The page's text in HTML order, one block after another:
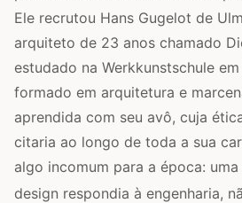
Ele recrutou Hans Gugelot de
arquiteto de 23 anos chamado
estudado na Werkkunstschule
formado em arquitetura e
aprendida com seu avô, cuja
citaria ao longo de toda a sua
algo incomum para a época:
design respondia à engenharia,